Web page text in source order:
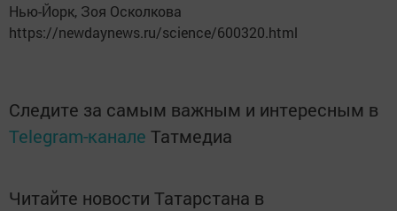
Нью-Йорк, Зоя Осколкова
https://newdaynews.ru/science/600320.html
Следите за самым важным и интересным в
Telegram-канале Татмедиа
Читайте новости Татарстана в